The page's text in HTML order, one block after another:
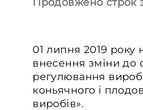
01 липня 2019
внесення зміни до
регулювання
коньячного і
виробів».